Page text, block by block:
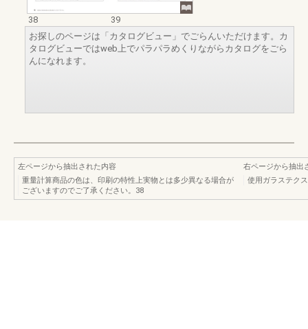
38
39
お探しのページは「カタログビュー」でごらんいただけます。カ
タログビューではweb上でパラパラめくりながらカタログをごら
んになれます。
左ページから抽出された内容
重量計算商品の色は、印刷の特性上実物とは多少異なる場合が
ございますのでご了承ください。38
右ページから抽出
使用ガラステク